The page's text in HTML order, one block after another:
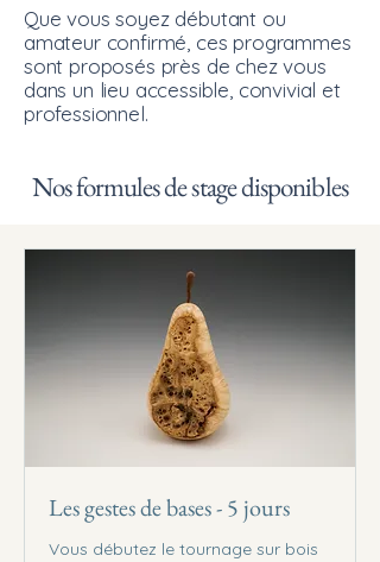
Que vous soyez débutant ou
amateur confirmé, ces programmes
sont proposés près de chez vous
dans un lieu accessible, convivial et
professionnel.
Nos formules de stage disponibles
Les gestes de bases - 5 jours
Vous débutez le tournage sur bois